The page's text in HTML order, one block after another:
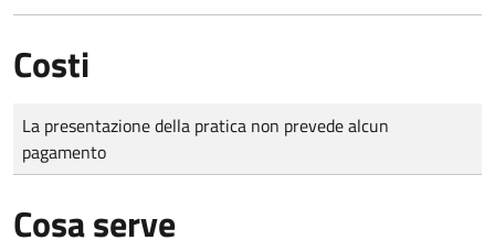
Costi
Tipo di pagamento
Importo
La presentazione della pratica non prevede alcun
pagamento
Cosa serve